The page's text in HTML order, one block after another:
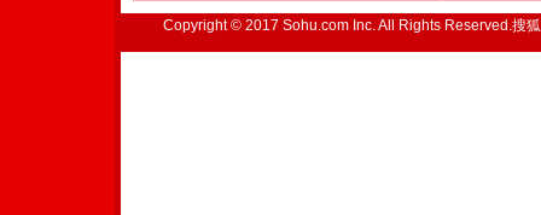
Copyright © 2017 Sohu.com Inc. All Rights Reserved.搜